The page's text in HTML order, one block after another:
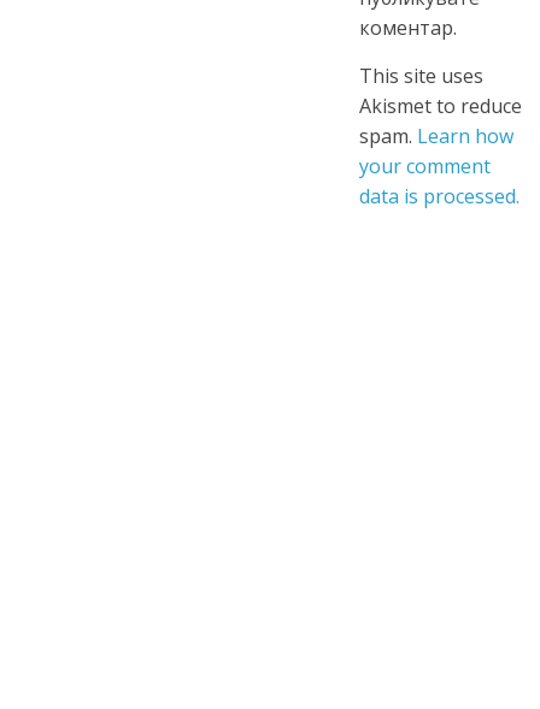
коментар.
This site uses
Akismet to reduce
spam. Learn how
your comment
data is processed.